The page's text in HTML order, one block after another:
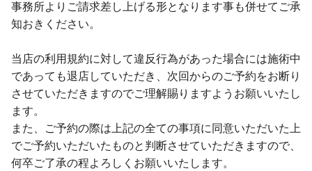
事務所よりご請求差し上げる形となります事も併せてご承
知おきください。
当店の利用規約に対して違反行為があった場合には施術中
であっても退店していただき、次回からのご予約をお断り
させていただきますのでご理解賜りますようお願いいたし
ます。
また、ご予約の際は上記の全ての事項に同意いただいた上
でご予約いただいたものと判断させていただきますので、
何卒ご了承の程よろしくお願いいたします。